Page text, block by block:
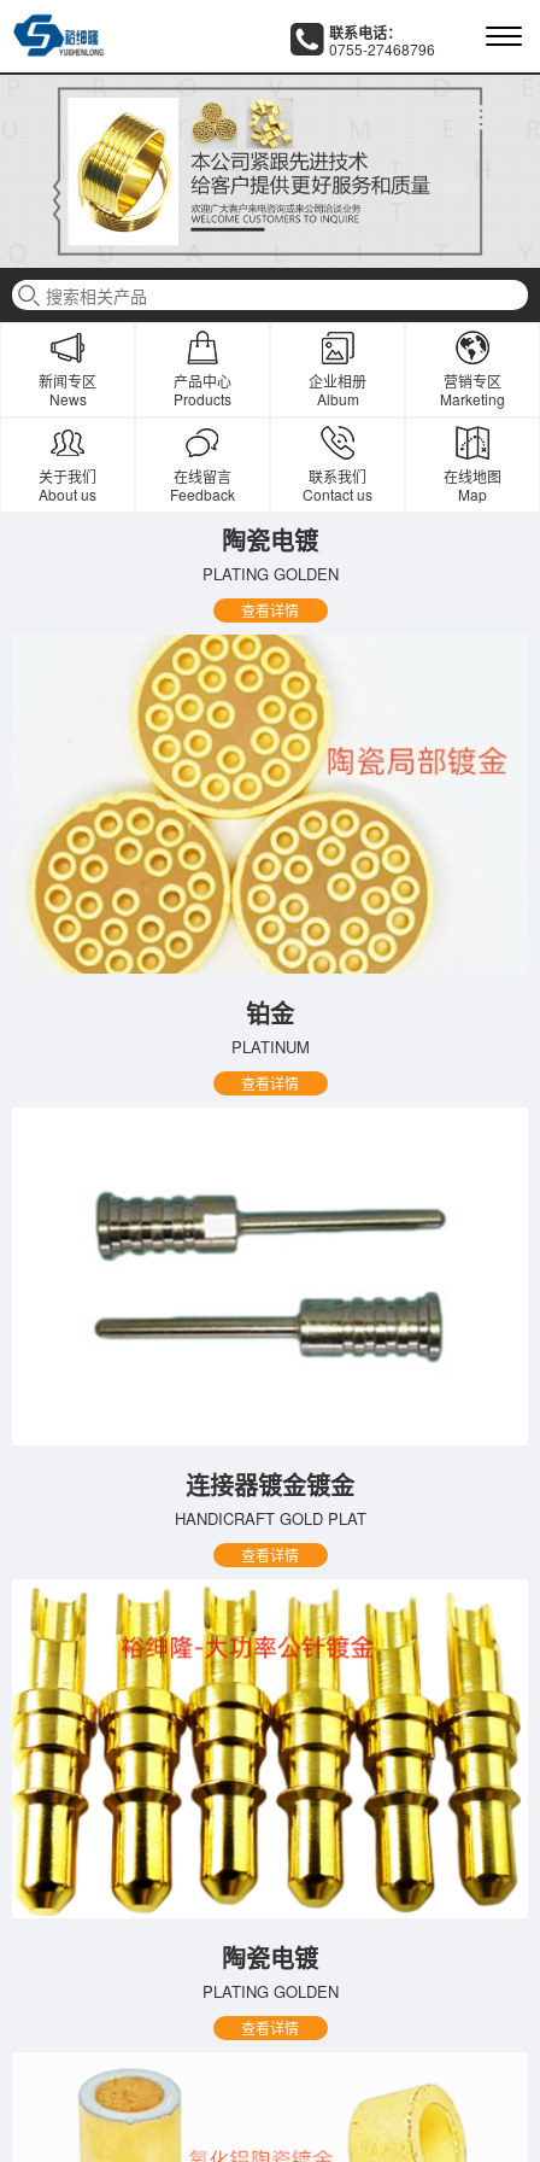
联系电话：
0755-27468796
新闻专区
News
产品中心
Products
企业相册
Album
营销专区
Marketing
关于我们
About us
在线留言
Feedback
联系我们
Contact us
在线地图
Map
陶瓷电镀
PLATING GOLDEN
查看详情
铂金
PLATINUM
查看详情
连接器镀金镀金
HANDICRAFT GOLD PLAT
查看详情
陶瓷电镀
PLATING GOLDEN
查看详情